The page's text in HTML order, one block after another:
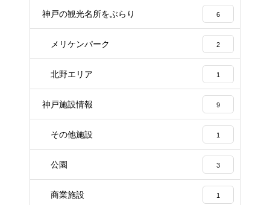
神戸の観光名所をぶらり 6
メリケンパーク 2
北野エリア 1
神戸施設情報 9
その他施設 1
公園 3
商業施設 1